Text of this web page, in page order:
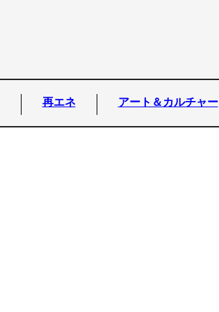
再エネ アート＆カルチャー